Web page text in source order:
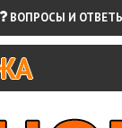
ВОПРОСЫ И